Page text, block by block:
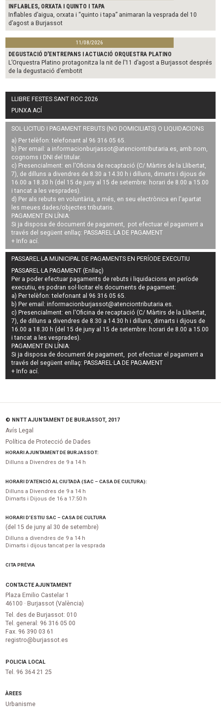
INFLABLES, ORXATA I QUINTO I TAPA
Inflables d’aigua, orxata i “quinto i tapa” animaran la vesprada del 10
d’agost a Burjassot
11/08/2026
DEGUSTACIÓ D'ENTREPANS I ACTUACIÓ ORQUESTRA PLATINO
L’Orquestra Platino protagonitza la nit de l’11 d’agost a Burjassot després
de la degustació d’embotit
LLIBRE FESTES SANT ROC 2026
PUNXA ACÍ
SOL·LICITUD I PAGAMENT REBUTS (NO DOMICILIATS) O LIQUIDACIONS
a) Per telèfon: telefonant al 96 316 05 65.
b) Per email: a informacionburjassot@atenciontributaria.es , amb nom,
cognoms i DNI del titular.
c) Presencialment: en l'Oficina de recaptació (C/ Màrtirs de la Llibertat,
7), de dilluns a divendres de 8.30 a 14.30 h i dilluns, dimarts i dijous de
16.00 a 18.30 h (del 15 de juny al 15 de setembre: horari de 8.00 a 15.00
i tancat a les vesprades).
d) Per als rebuts en voluntària, a més, en seu electrònica en l'apartat
les meues dades/objectes tributaris.
PAGAMENT EN LÍNIA:
Si ja disposa de document de pagament, pot efectuar el pagament a
través del següent enllaç: PASSAREL·LA DE PAGAMENT
+ Info ací
PASSAREL·LA MUNICIPAL DE PAGAMENTS EN PERÍODE EXECUTIU
PASSAREL·LA PAGAMENT (Enllaç)
Per a poder efectuar pagaments derebuts i liquidacions en període
executiu, es podran sol·licitar els documents de pagament:
a) Per telèfon: telefonant al 96 316 05 65.
b) Per email:informacionburjassot@atenciontributaria.es.
c) Presencialment: en l'Oficina de recaptació (C/ Màrtirs de la Llibertat,
7), de dilluns a divendres de 8.30 a 14.30 h i dilluns, dimarts i dijous de
16.00 a 18.30 h (del 15 de juny al 15 de setembre: horari de 8.00 a 15.00
i tancat a les vesprades).
PAGAMENT EN LÍNIA:
Si ja disposa de document de pagament, pot efectuar el pagament a
través del següent enllaç: PASSAREL·LA DE PAGAMENT
+ Info ací.
© NNTT AJUNTAMENT DE BURJASSOT, 2017
Avís Legal
Política de Protecció de Dades
HORARI AJUNTAMENT DE BURJASSOT:
Dilluns a Divendres de 9 a 14 h
HORARI D’ATENCIÓ AL CIUTADÀ (SAC – CASA DE CULTURA):
Dilluns a Divendres de 9 a 14 h
Dimarts i Dijous de 16 a 17:50 h
HORARI D’ESTIU SAC – CASA DE CULTURA
(del 15 de juny al 30 de setembre)
Dilluns a divendres de 9 a 14 h
Dimarts i dijous tancat per la vesprada
CITA PRÈVIA
CONTACTE AJUNTAMENT
Plaza Emilio Castelar 1
46100 · Burjassot (València)
Tel. des de Burjassot: 010
Tel. general: 96 316 05 00
Fax. 96 390 03 61
registro@burjassot.es
POLICIA LOCAL
Tel. 96 364 21 25
ÀREES
Urbanisme